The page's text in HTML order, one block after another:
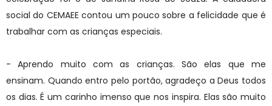
social do CEMAEE contou um pouco sobre a felicidade que é
trabalhar com as crianças especiais.
- Aprendo muito com as crianças. São elas que me
ensinam. Quando entro pelo portão, agradeço a Deus todos
os dias. É um carinho imenso que nos inspira. Elas são muito